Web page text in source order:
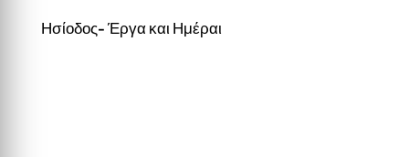
Ησίοδος- Έργα και Ημέραι